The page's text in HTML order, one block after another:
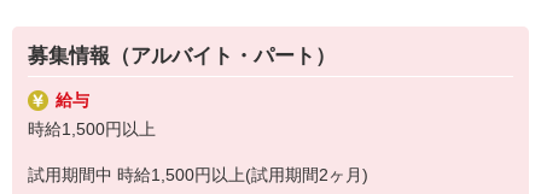
【会社について】
給食受託の外資系大手企業、コンパスグループ・ジャパン。
全国約1,500ヵ所で「コントラクトフードサービス」を展開して
います
器具のスイッチやガスを点けます
2.食材の確認と下ごしらえ
3.調理スタート
4.自分の持ち場が終了したら他の人のお手伝い
担当を分けて調理を進めますので、ブランクがある方もご安心下さ
募集情報（アルバイト・パート）
給与
時給1,500円以上
試用期間中 時給1,500円以上(試用期間2ヶ月)